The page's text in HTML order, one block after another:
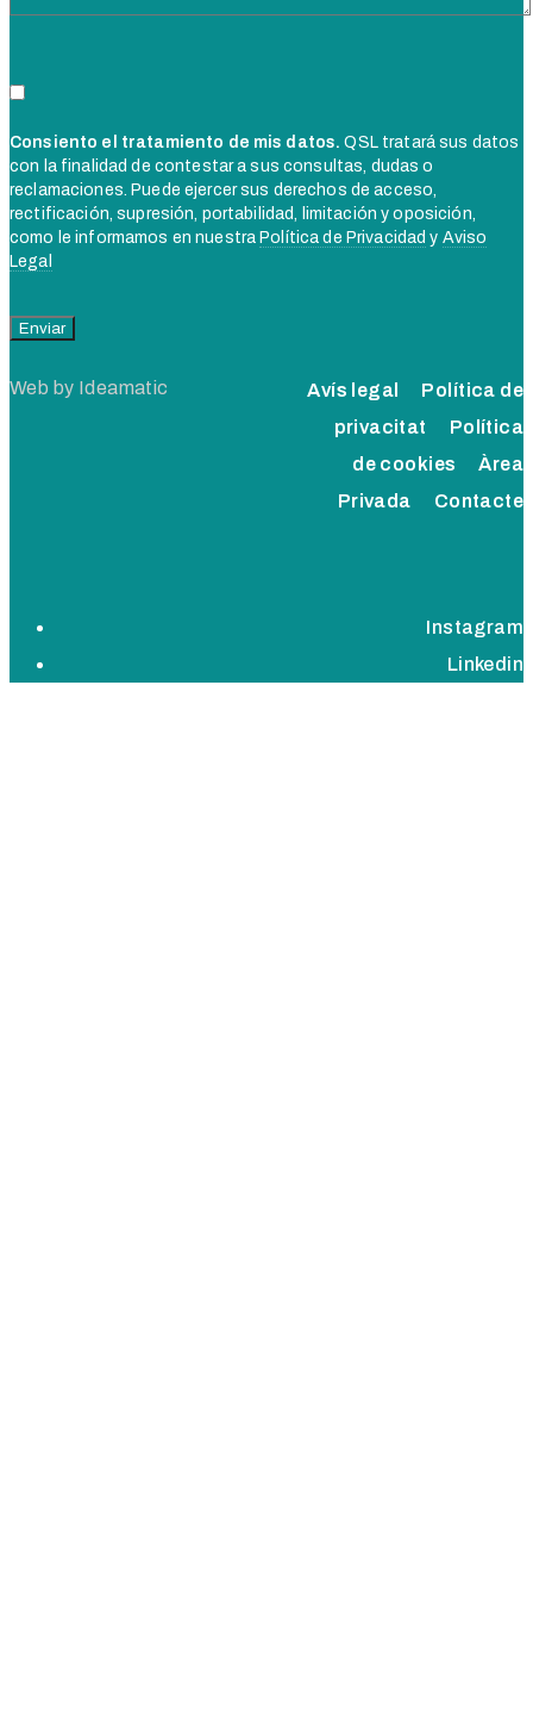
Consiento el tratamiento de mis datos. QSL tratará sus datos
con la finalidad de contestar a sus consultas, dudas o
reclamaciones. Puede ejercer sus derechos de acceso,
rectificación, supresión, portabilidad, limitación y oposición,
como le informamos en nuestra Política de Privacidad y Aviso
Legal
Web by Ideamatic Avís legal
Política de
privacitat
Política
de cookies
Àrea
Privada
Contacte
Instagram
Linkedin